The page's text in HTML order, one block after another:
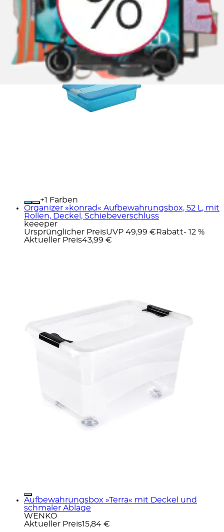
+
Farben
Organizer »konrad« Aufbewahrungsbox, 52 L, mit
Rollen, Deckel, Schiebeverschluss
keeeper
Ursprünglicher PreisUVP 49,99 € Rabatt- 12 %
Aktueller Preis43,99 €
Aufbewahrungsbox »Terra« mit Deckel und
schmaler Ablage
WENKO
Aktueller Preis15,84 €